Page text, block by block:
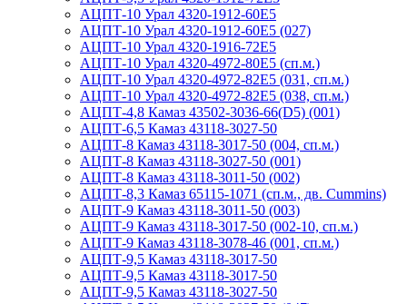
АЦПТ-10 Урал 4320-1912-60Е5
АЦПТ-10 Урал 4320-1912-60Е5 (027)
АЦПТ-10 Урал 4320-1916-72Е5
АЦПТ-10 Урал 4320-4972-80Е5 (сп.м.)
АЦПТ-10 Урал 4320-4972-82Е5 (031, сп.м.)
АЦПТ-10 Урал 4320-4972-82Е5 (038, сп.м.)
АЦПТ-4,8 Камаз 43502-3036-66(D5) (001)
АЦПТ-6,5 Камаз 43118-3027-50
АЦПТ-8 Камаз 43118-3017-50 (004, сп.м.)
АЦПТ-8 Камаз 43118-3027-50 (001)
АЦПТ-8 Камаз 43118-3011-50 (002)
АЦПТ-8,3 Камаз 65115-1071 (сп.м., дв. Cummins)
АЦПТ-9 Камаз 43118-3011-50 (003)
АЦПТ-9 Камаз 43118-3017-50 (002-10, сп.м.)
АЦПТ-9 Камаз 43118-3078-46 (001, сп.м.)
АЦПТ-9,5 Камаз 43118-3017-50
АЦПТ-9,5 Камаз 43118-3017-50
АЦПТ-9,5 Камаз 43118-3027-50